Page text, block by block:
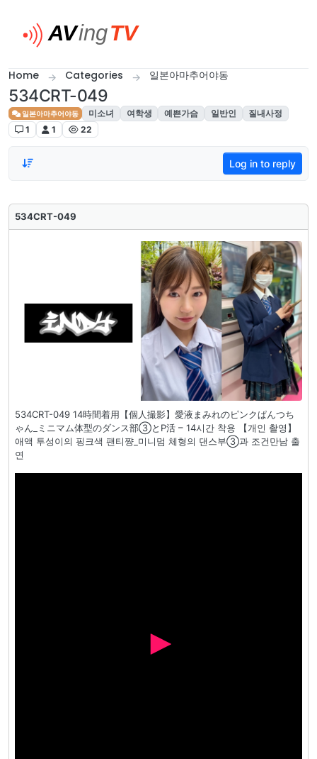
Home Categories 일본아마추어야동
534CRT-049
일본아마추어야동 미소녀 여학생 예쁜가슴 일반인
질내사정
1
1 22
Log in to reply
534CRT-049
534CRT-049 14時間着用【個人撮影】愛液まみれのピンクぱんつち
ゃん_ミニマム体型のダンス部③とP活 – 14시간 착용 【개인 촬영】
애액 투성이의 핑크색 팬티쨩_미니멈 체형의 댄스부③과 조건만남 출
연